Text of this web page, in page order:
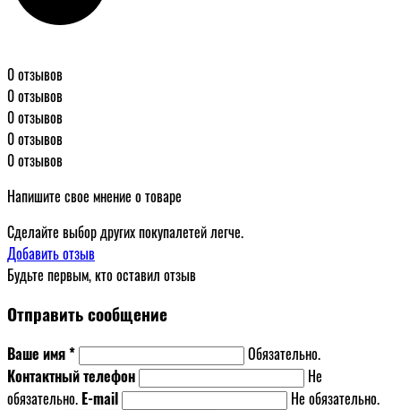
0 отзывов
0 отзывов
0 отзывов
0 отзывов
0 отзывов
Напишите свое мнение о товаре
Сделайте выбор других покупалетей легче.
Добавить отзыв
Будьте первым, кто оставил отзыв
Отправить сообщение
Ваше имя *
Обязательно.
Контактный телефон
Не
обязательно. E-mail
Не обязательно.